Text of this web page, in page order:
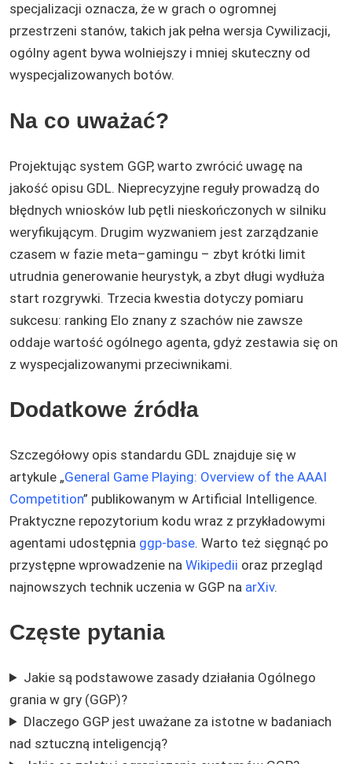
specjalizacji oznacza, że w grach o ogromnej
przestrzeni stanów, takich jak pełna wersja Cywilizacji,
ogólny agent bywa wolniejszy i mniej skuteczny od
wyspecjalizowanych botów.
Na co uważać?
Projektując system GGP, warto zwrócić uwagę na
jakość opisu GDL. Nieprecyzyjne reguły prowadzą do
błędnych wniosków lub pętli nieskończonych w silniku
weryfikującym. Drugim wyzwaniem jest zarządzanie
czasem w fazie meta–gamingu – zbyt krótki limit
utrudnia generowanie heurystyk, a zbyt długi wydłuża
start rozgrywki. Trzecia kwestia dotyczy pomiaru
sukcesu: ranking Elo znany z szachów nie zawsze
oddaje wartość ogólnego agenta, gdyż zestawia się on
z wyspecjalizowanymi przeciwnikami.
Dodatkowe źródła
Szczegółowy opis standardu GDL znajduje się w
artykule „General Game Playing: Overview of the AAAI
Competition” publikowanym w Artificial Intelligence.
Praktyczne repozytorium kodu wraz z przykładowymi
agentami udostępnia ggp-base. Warto też sięgnąć po
przystępne wprowadzenie na Wikipedii oraz przegląd
najnowszych technik uczenia w GGP na arXiv.
Częste pytania
Jakie są podstawowe zasady działania Ogólnego
grania w gry (GGP)?
Dlaczego GGP jest uważane za istotne w badaniach
nad sztuczną inteligencją?